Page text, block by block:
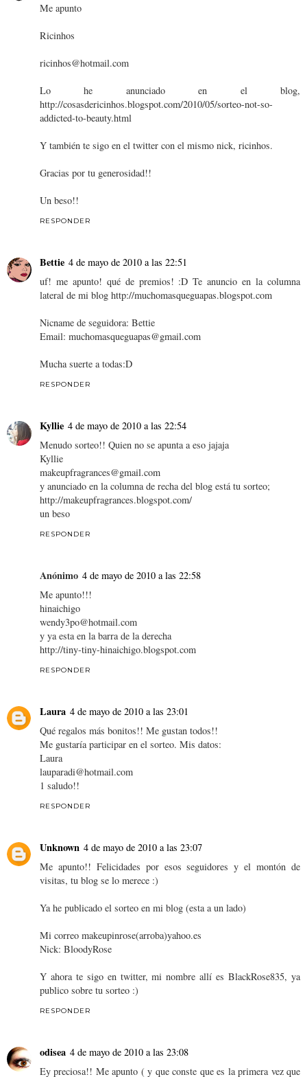
Me apunto
Ricinhos
ricinhos@hotmail.com
Lo he anunciado en el blog,
http://cosasdericinhos.blogspot.com/2010/05/sorteo-not-so-
addicted-to-beauty.html
Y también te sigo en el twitter con el mismo nick, ricinhos.
Gracias por tu generosidad!!
Un beso!!
RESPONDER
Bettie 4 de mayo de 2010 a las 22:51
uf! me apunto! qué de premios! :D Te anuncio en la columna
lateral de mi blog http://muchomasqueguapas.blogspot.com
Nicname de seguidora: Bettie
Email: muchomasqueguapas@gmail.com
Mucha suerte a todas:D
RESPONDER
Kyllie 4 de mayo de 2010 a las 22:54
Menudo sorteo!! Quien no se apunta a eso jajaja
Kyllie
makeupfragrances@gmail.com
y anunciado en la columna de recha del blog está tu sorteo;
http://makeupfragrances.blogspot.com/
un beso
RESPONDER
Anónimo 4 de mayo de 2010 a las 22:58
Me apunto!!!
hinaichigo
wendy3po@hotmail.com
y ya esta en la barra de la derecha
http://tiny-tiny-hinaichigo.blogspot.com
RESPONDER
Laura 4 de mayo de 2010 a las 23:01
Qué regalos más bonitos!! Me gustan todos!!
Me gustaría participar en el sorteo. Mis datos:
Laura
lauparadi@hotmail.com
1 saludo!!
RESPONDER
Unknown 4 de mayo de 2010 a las 23:07
Me apunto!! Felicidades por esos seguidores y el montón de
visitas, tu blog se lo merece :)
Ya he publicado el sorteo en mi blog (esta a un lado)
Mi correo makeupinrose(arroba)yahoo.es
Nick: BloodyRose
Y ahora te sigo en twitter, mi nombre allí es BlackRose835, ya
publico sobre tu sorteo :)
RESPONDER
odisea 4 de mayo de 2010 a las 23:08
Ey preciosa!! Me apunto ( y que conste que es la primera vez que